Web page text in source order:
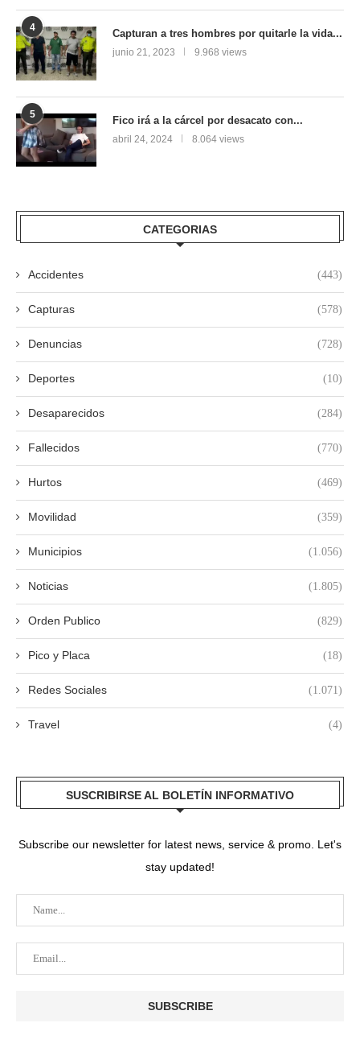
4 Capturan a tres hombres por quitarle la vida...
junio 21, 2023 9.968 views
5 Fico irá a la cárcel por desacato con...
abril 24, 2024 8.064 views
CATEGORIAS
Accidentes (443)
Capturas (578)
Denuncias (728)
Deportes (10)
Desaparecidos (284)
Fallecidos (770)
Hurtos (469)
Movilidad (359)
Municipios (1.056)
Noticias (1.805)
Orden Publico (829)
Pico y Placa (18)
Redes Sociales (1.071)
Travel (4)
SUSCRIBIRSE AL BOLETÍN INFORMATIVO
Subscribe our newsletter for latest news, service & promo. Let's
stay updated!